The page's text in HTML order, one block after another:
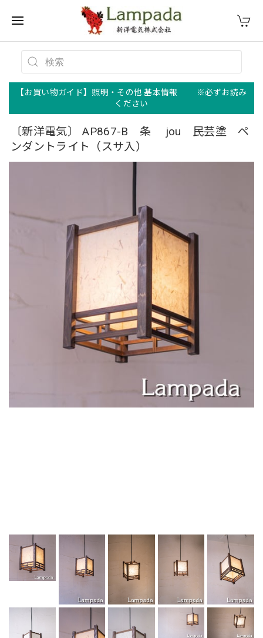
【お買い物ガイド】照明・その他 基本情報 ※必ずお読み
ください
〔新洋電気〕 AP867-B 条 jou 民芸塗 ペ
ンダントライト（スサ入）